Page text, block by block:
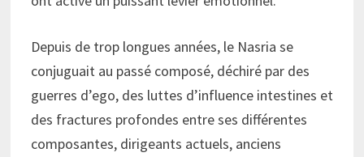
Depuis de trop longues années, le Nasria se
conjuguait au passé composé, déchiré par des
guerres d’ego, des luttes d’influence intestines et
des fractures profondes entre ses différentes
composantes, dirigeants actuels, anciens